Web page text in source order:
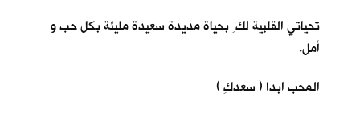
تحياتي القلبية لك ِ بحياة مديدة سعيدة مليئة بكل حب و
أمل.
المحب ابدا ( سعدكِ )